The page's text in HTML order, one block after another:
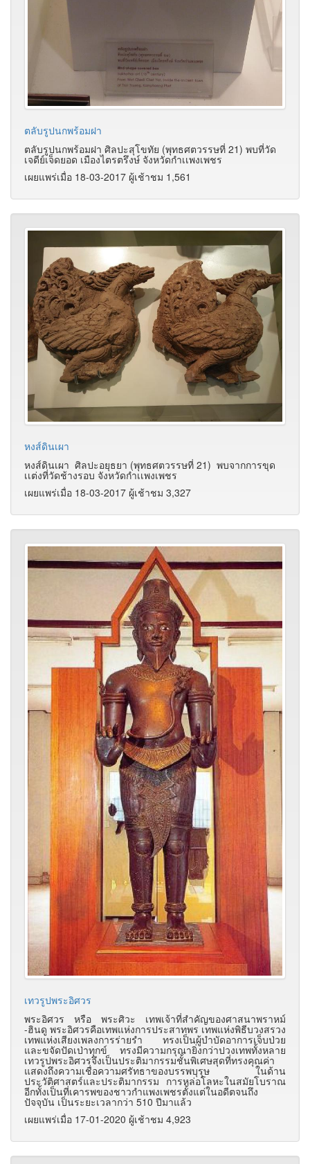
ตลับรูปนกพร้อมฝา
ตลับรูปนกพร้อมฝา ศิลปะสุโขทัย (พุทธศตวรรษที่ 21) พบที่วัด
เจดีย์เจ็ดยอด เมืองไตรตรึงษ์ จังหวัดกำเเพงเพชร
เผยแพร่เมื่อ 18-03-2017 ผู้เช้าชม 1,561
หงส์ดินเผา
หงส์ดินเผา ศิลปะอยุธยา (พุทธศตวรรษที่ 21) พบจากการขุด
เเต่งที่วัดช้างรอบ จังหวัดกำเเพงเพชร
เผยแพร่เมื่อ 18-03-2017 ผู้เช้าชม 3,327
เทวรูปพระอิศวร
พระอิศวร หรือ พระศิวะ เทพเจ้าที่สำคัญของศาสนาพราหม์
-ฮินดู พระอิศวรคือเทพแห่งการประสาทพร เทพแห่งพิธีบวงสรวง
เทพแห่งเสียงเพลงการร่ายรำ ทรงเป็นผู้บำบัดอาการเจ็บป่วย
และขจัดปัดเป่าทุกข์ ทรงมีความกรุณายิ่งกว่าปวงเทพทั้งหลาย
เทวรูปพระอิศวรจึงเป็นประติมากรรมชั้นพิเศษสุดที่ทรงคุณค่า
แสดงถึงความเชื่อความศรัทธาของบรรพบุรุษ ในด้าน
ประวัติศาสตร์และประติมากรรม การหล่อโลหะในสมัยโบราณ
อีกทั้งเป็นที่เคารพของชาวกำแพงเพชรตั้งแต่ในอดีตจนถึง
ปัจจุบัน เป็นระยะเวลากว่า 510 ปีมาแล้ว
เผยแพร่เมื่อ 17-01-2020 ผู้เช้าชม 4,923